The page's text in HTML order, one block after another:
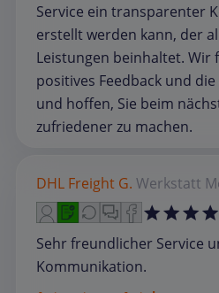
Service ein transparenter
erstellt werden kann, der
Leistungen beinhaltet. Wir
positives Feedback und die
und hoffen, Sie beim
zufriedener zu machen.
DHL Freight G. Werkstatt
Sehr freundlicher Service
Kommunikation.